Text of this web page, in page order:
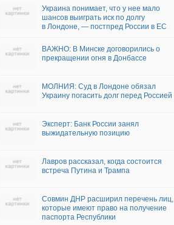
Украина понимает, что у нее мало
шансов выиграть иск по долгу
в Лондоне, — постпред России в ЕС
ВАЖНО: В Минске договорились о
прекращении огня в Донбассе
МОЛНИЯ: Суд в Лондоне обязал
Украину погасить долг перед Россией
Эксперт: Банк России занял
выжидательную позицию
Лавров рассказал, когда состоится
встреча Путина и Трампа
Совмин ДНР расширил перечень лиц,
которые имеют право на получение
паспорта Республики